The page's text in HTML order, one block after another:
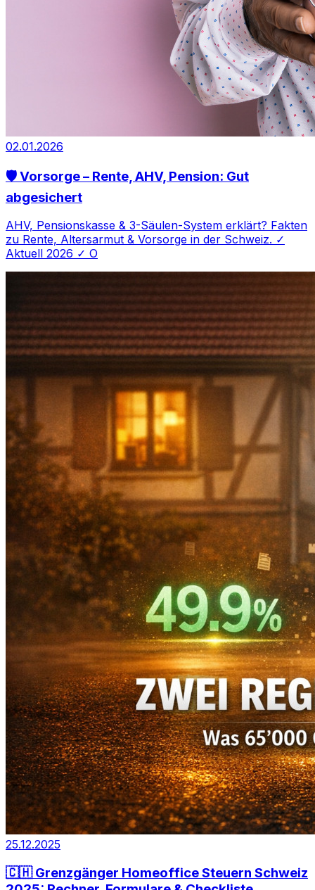
02.01.2026
🛡️ Vorsorge – Rente, AHV, Pension: Gut
abgesichert
AHV, Pensionskasse & 3-Säulen-System erklärt? Fakten
zu Rente, Altersarmut & Vorsorge in der Schweiz. ✓
Aktuell 2026 ✓ O
25.12.2025
🇨🇭 Grenzgänger Homeoffice Steuern Schweiz